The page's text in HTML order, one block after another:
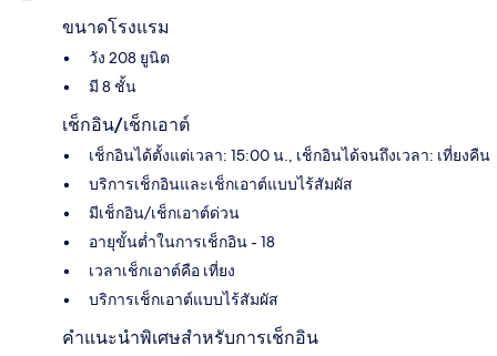
ขนาดโรงแรม
วัง 208 ยูนิต
มี 8 ชั้น
เช็กอิน/เช็กเอาต์
เช็กอินได้ตั้งแต่เวลา: 15:00 น., เช็กอินได้จนถึงเวลา: เที่ยงคืน
บริการเช็กอินและเช็กเอาต์แบบไร้สัมผัส
มีเช็กอิน/เช็กเอาต์ด่วน
อายุขั้นต่ำในการเช็กอิน - 18
เวลาเช็กเอาต์คือ เที่ยง
บริการเช็กเอาต์แบบไร้สัมผัส
คำแนะนำพิเศษสำหรับการเช็กอิน